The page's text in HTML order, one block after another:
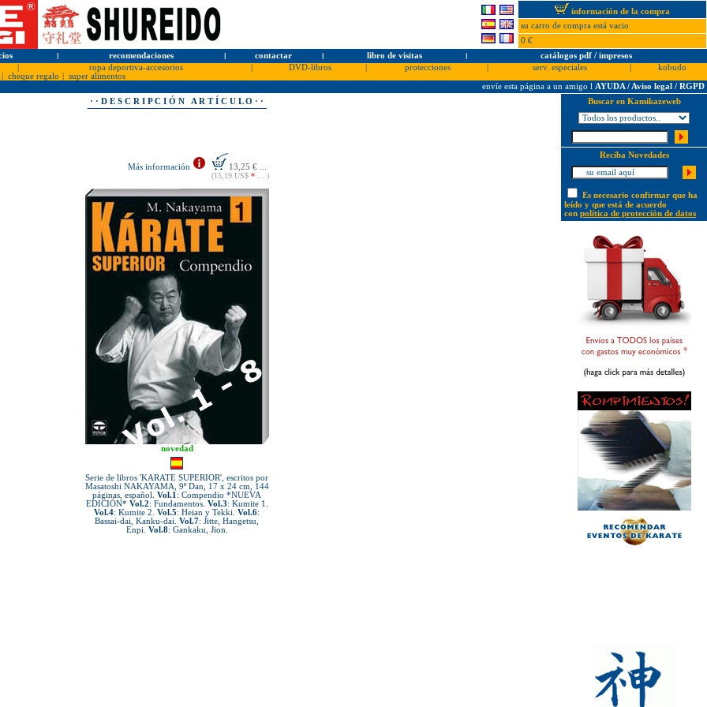
información de la compra
su carro de compra está vacio
0 €
l recomendaciones l contactar l libro de visitas l
catálogos pdf / impresos
ropa deportiva-accesorios DVD-libros protecciones serv. especiales
kobudo
cheque regalo
super alimentos
envíe esta página a un amigo l AYUDA / Aviso legal / RGPD
· · D E S C R I P C I Ó N A R T Í C U L O · ·
Más información
13,25 € ...
(15,19 US$ *... )
novedad
Serie de libros 'KARATE SUPERIOR', escritos por
Masatoshi NAKAYAMA, 9º Dan, 17 x 24 cm, 144
páginas, español. Vol.1 : Compendio *NUEVA
EDICIÓN* Vol.2: Fundamentos. Vol.3: Kumite 1.
Vol.4: Kumite 2. Vol.5: Heian y Tekki. Vol.6:
Bassai-dai, Kanku-dai. Vol.7: Jitte, Hangetsu,
Enpi. Vol.8: Gankaku, Jion.
Buscar en Kamikazeweb
Reciba Novedades
Es necesario confirmar que ha
leído y que está de acuerdo
con política de protección de datos